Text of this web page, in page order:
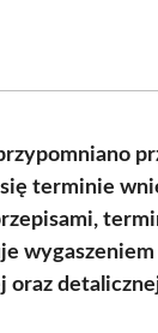
terminie
oraz